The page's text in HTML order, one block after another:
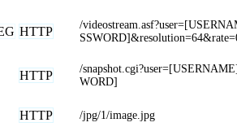
HTTP
/
HTTP
/
WORD]
HTTP /jpg/1/image.jpg